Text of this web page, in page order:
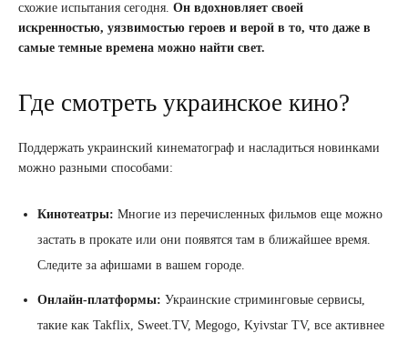
схожие испытания сегодня. Он вдохновляет своей
искренностью, уязвимостью героев и верой в то, что даже в
самые темные времена можно найти свет.
Где смотреть украинское кино?
Поддержать украинский кинематограф и насладиться новинками
можно разными способами:
Кинотеатры: Многие из перечисленных фильмов еще можно
застать в прокате или они появятся там в ближайшее время.
Следите за афишами в вашем городе.
Онлайн-платформы: Украинские стриминговые сервисы,
такие как Takflix, Sweet.TV, Megogo, Kyivstar TV, все активнее